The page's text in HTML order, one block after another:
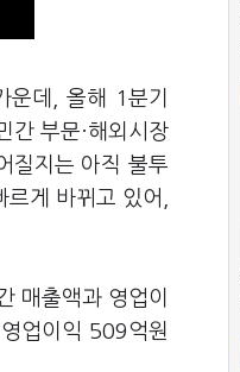
운데, 올해 1분기
간 부문·해외시장
질지는 아직 불투
게 바뀌고 있어,
매출액과 영업이
업이익 509억원